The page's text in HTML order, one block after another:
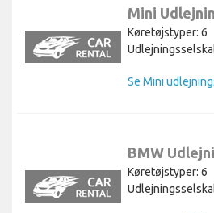
Mini
Køretøjstyper: 6
Se Mini
BMW
Køretøjstyper: 6